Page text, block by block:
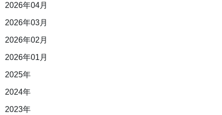
2026年04月
2026年03月
2026年02月
2026年01月
2025年
2024年
2023年